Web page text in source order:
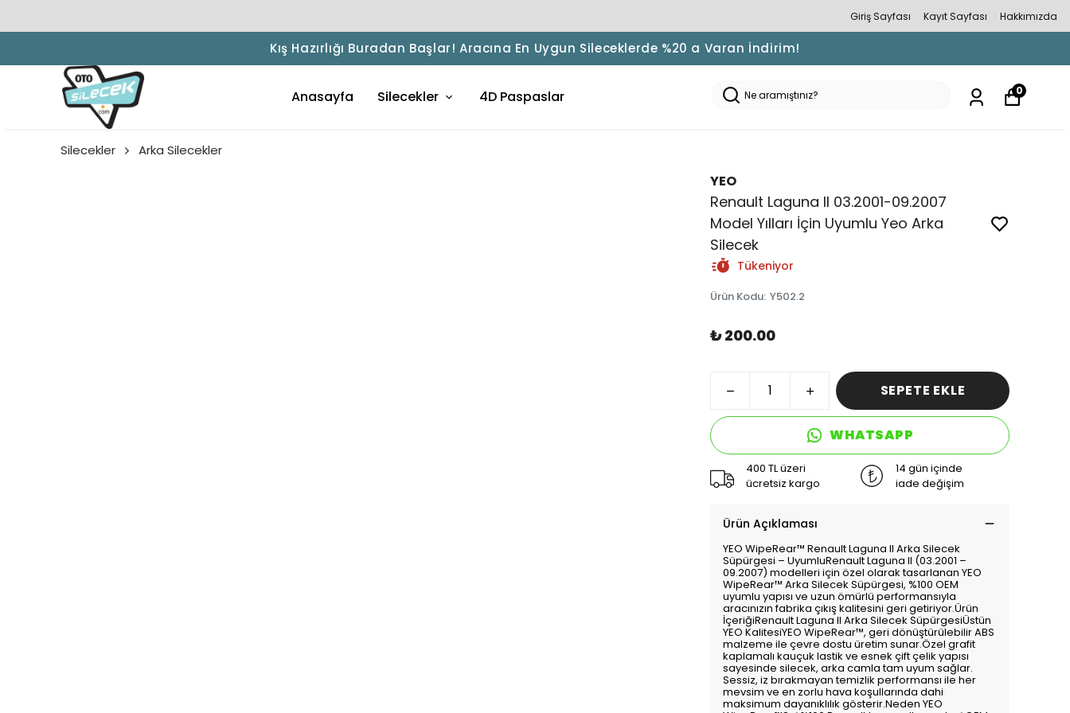
Giriş Sayfası Kayıt Sayfası Hakkımızda
Kış Hazırlığı Buradan Başlar! Aracına En Uygun Sileceklerde %20 a Varan İndirim!
Anasayfa Silecekler 4D Paspaslar 0
Silecekler Arka Silecekler
YEO
Renault Laguna II 03.2001-09.2007
Model Yılları İçin Uyumlu Yeo Arka
Silecek
Tükeniyor
Ürün Kodu: Y502.2
₺ 200.00
SEPETE EKLE
WHATSAPP
400 TL üzeri
ücretsiz kargo
14 gün içinde
iade değişim
Ürün Açıklaması
YEO WipeRear™️ Renault Laguna II Arka Silecek
Süpürgesi – UyumluRenault Laguna II (03.2001 –
09.2007) modelleri için özel olarak tasarlanan YEO
WipeRear™️ Arka Silecek Süpürgesi, %100 OEM
uyumlu yapısı ve uzun ömürlü performansıyla
aracınızın fabrika çıkış kalitesini geri getiriyor.Ürün
İçeriğiRenault Laguna II Arka Silecek SüpürgesiÜstün
YEO KalitesiYEO WipeRear™️, geri dönüştürülebilir ABS
malzeme ile çevre dostu üretim sunar.Özel grafit
kaplamalı kauçuk lastik ve esnek çift çelik yapısı
sayesinde silecek, arka camla tam uyum sağlar.
Sessiz, iz bırakmayan temizlik performansı ile her
mevsim ve en zorlu hava koşullarında dahi
maksimum dayanıklılık gösterir.Neden YEO